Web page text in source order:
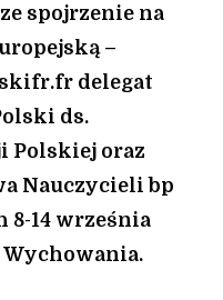
spojrzenie na
–
delegat
ds.
Polskiej oraz
Nauczycieli bp
8-14 września